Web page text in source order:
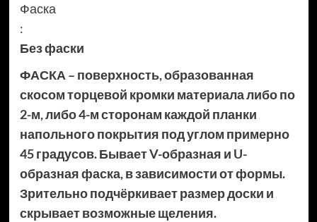
Фаска
:
Без фаски
ФАСКА – поверхность, образованная
скосом торцевой кромки материала либо по
2-м, либо 4-м сторонам каждой планки
напольного покрытия под углом примерно
45 градусов. Бывает V-образная и U-
образная фаска, в зависимости от формы.
Зрительно подчёркивает размер доски и
скрывает возможные щеления.